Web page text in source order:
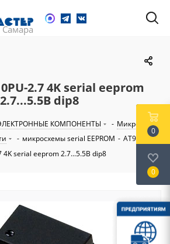
2.7 4K serial eeprom
2.7...5.5В dip8
КОМПОНЕНТЫ - Микросхемы
- микросхемы serial EEPROM - AT93C86A-
4K serial eeprom 2.7...5.5В dip8
0
0